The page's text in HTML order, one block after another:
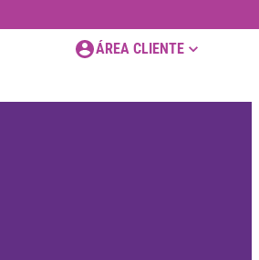
ÁREA CLIENTE